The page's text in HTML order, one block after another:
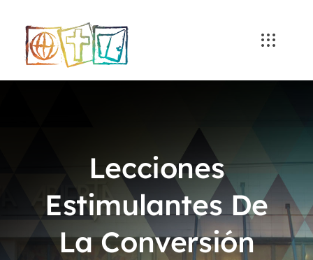
content
Lecciones
Estimulantes De
La Conversión